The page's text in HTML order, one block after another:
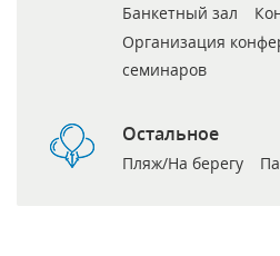
Банкетный зал
Организация
семинаров
Остальное
Пляж/На берегу